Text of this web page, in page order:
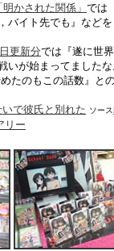
かされた関係」 では
バイト先でも』などを
更新分では『遂に世
いが始まってましたな
たのもこの話数』との
いで彼氏と別れた ソース
リー